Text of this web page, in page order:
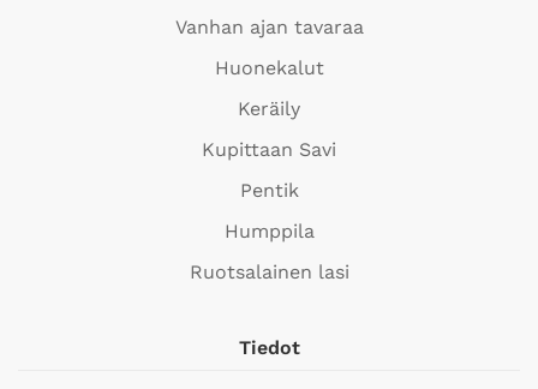
Vanhan ajan tavaraa
Huonekalut
Keräily
Kupittaan Savi
Pentik
Humppila
Ruotsalainen lasi
Tiedot